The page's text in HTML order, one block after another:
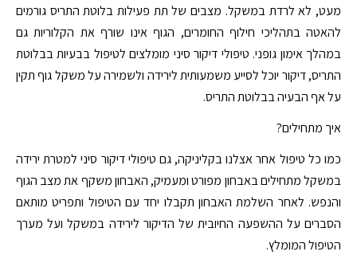
מעט, לא לרדת במשקל. מצבים של תת פעילות בלוטת התריס גורמים
להאטה בתהליכי חילוף החומרים, הגוף אינו שורף את הקלוריות גם
במהלך אימון גופני. טיפולי דיקור סיני מומלצים לטיפול בבעיות בבלוטת
התריס, דיקור יוכל לסייע משמעותית לירידה ולשמירה על משקל גוף תקין
על אף הבעיה בבלוטת התריס.
איך מתחילים?
כמו כל טיפול אחר אצלנו בקליניקה, גם טיפולי דיקור סיני למטרת ירידה
במשקל מתחילים באבחון מפורט ומעמיק, האבחון משקף את מצב הגוף
והנפש. לאחר השלמת האבחון תקבלו יחד עם הטיפול ותפריט מותאם
הסברים על ההשפעה החיובית של הדיקור לירידה במשקל ועל מערך
הטיפול המומלץ.